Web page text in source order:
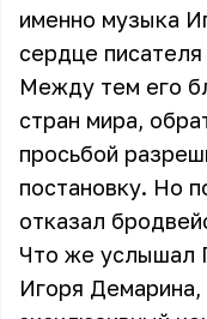
именно музыка
сердце
Между тем его
стран мира,
просьбой
постановку. Но
отказал
Что же услышал
Игоря Демарина,